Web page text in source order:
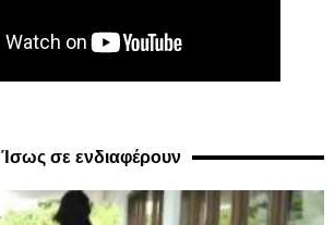
Ίσως σε ενδιαφέρουν